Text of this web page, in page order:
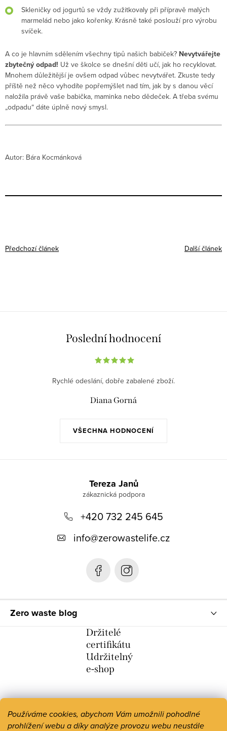
Používáme cookies, abychom Vám umožnili pohodlné
prohlížení webu a díky analýze provozu webu neustále
Skleničky od jogurtů se vždy zužitkovaly při přípravě malých
marmelád nebo jako kořenky. Krásně také poslouží pro výrobu
svíček.
A co je hlavním sdělením všechny tipů našich babiček? Nevytvářejte
zbytečný odpad! Už ve školce se dnešní děti učí, jak ho recyklovat.
Mnohem důležitější je ovšem odpad vůbec nevytvářet. Zkuste tedy
příště než něco vyhodíte popřemýšlet nad tím, jak by s danou věcí
naložila právě vaše babička, maminka nebo dědeček. A třeba svému
„odpadu“ dáte úplně nový smysl.
Autor: Bára Kocmánková
Předchozí článek Další článek
Poslední hodnocení
VŠECHNA HODNOCENÍ
Rychlé odeslání, dobře zabalené zboží.
Diana Gorná
Tereza Janů
+420 732 245 645
info@zerowastelife.cz
Zero waste blog
Držitelé
certifikátu
Udržitelný
e-shop